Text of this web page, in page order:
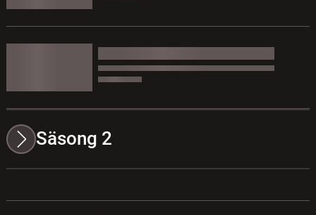
Säsong 2